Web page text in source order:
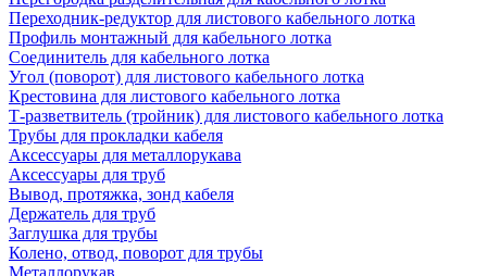
Переходник-редуктор для листового кабельного лотка
Профиль монтажный для кабельного лотка
Соединитель для кабельного лотка
Угол (поворот) для листового кабельного лотка
Крестовина для листового кабельного лотка
Т-разветвитель (тройник) для листового кабельного лотка
Трубы для прокладки кабеля
Аксессуары для металлорукава
Аксессуары для труб
Вывод, протяжка, зонд кабеля
Держатель для труб
Заглушка для трубы
Колено, отвод, поворот для трубы
Металлорукав